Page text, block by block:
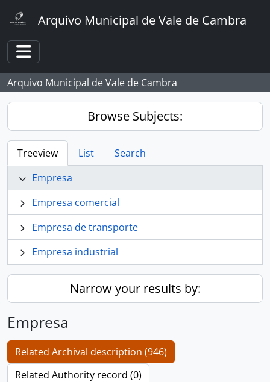
Arquivo Municipal de Vale de Cambra
Toggle navigation
Arquivo Municipal de Vale de Cambra
Browse Subjects:
Treeview List
Search
Empresa
Empresa comercial
Empresa de transporte
Empresa industrial
Narrow your results by:
Empresa
Related Archival description (946)
Related Authority record (0)